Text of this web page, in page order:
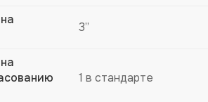
3”
1 в стандарте